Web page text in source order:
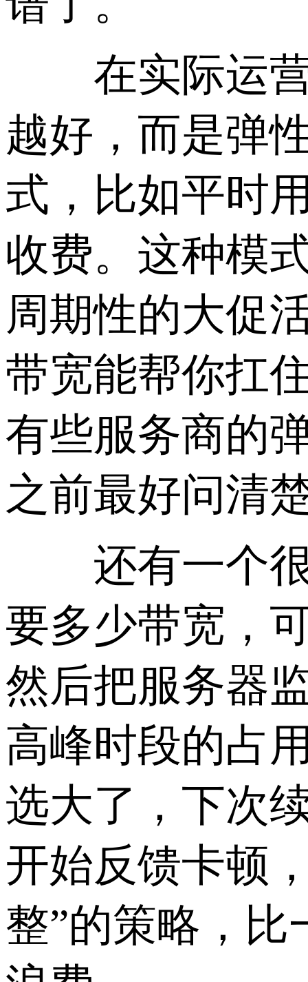
在实际运营
越好，而是弹
式，比如平时
收费。这种模
周期性的大促
带宽能帮你扛
有些服务商的
之前最好问清
还有一个很
要多少带宽，
然后把服务器
高峰时段的占
选大了，下次
开始反馈卡顿
整”的策略，